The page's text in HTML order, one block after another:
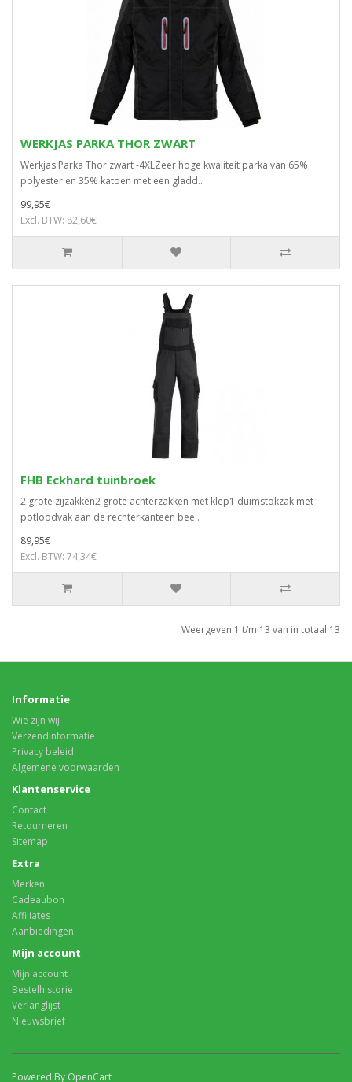
WERKJAS PARKA THOR ZWART
Werkjas Parka Thor zwart -4XLZeer hoge kwaliteit parka van 65%
polyester en 35% katoen met een gladd..
99,95€
Excl. BTW: 82,60€
FHB Eckhard tuinbroek
2 grote zijzakken2 grote achterzakken met klep1 duimstokzak met
potloodvak aan de rechterkanteen bee..
89,95€
Excl. BTW: 74,34€
Weergeven 1 t/m 13 van in totaal 13
Informatie
Wie zijn wij
Verzendinformatie
Privacy beleid
Algemene voorwaarden
Klantenservice
Contact
Retourneren
Sitemap
Extra
Merken
Cadeaubon
Affiliates
Aanbiedingen
Mijn account
Mijn account
Bestelhistorie
Verlanglijst
Nieuwsbrief
Powered By OpenCart